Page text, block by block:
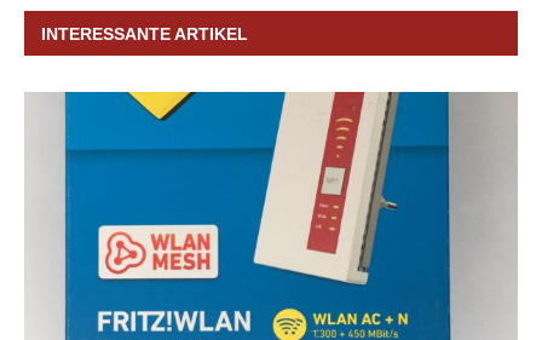
INTERESSANTE ARTIKEL